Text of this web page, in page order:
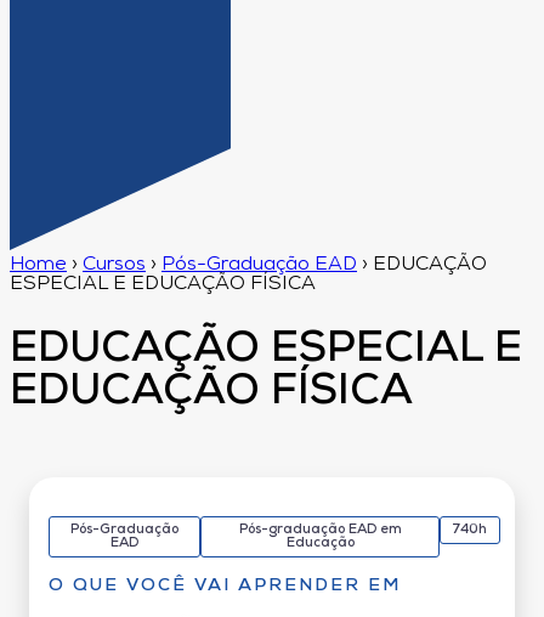
Home › Cursos › Pós-Graduação EAD › EDUCAÇÃO
ESPECIAL E EDUCAÇÃO FÍSICA
EDUCAÇÃO ESPECIAL E
EDUCAÇÃO FÍSICA
Pós-Graduação
EAD
Pós-graduação EAD em
Educação
740h
O QUE VOCÊ VAI APRENDER EM